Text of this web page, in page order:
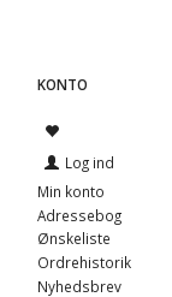
KONTO
Log ind
Min konto
Adressebog
Ønskeliste
Ordrehistorik
Nyhedsbrev